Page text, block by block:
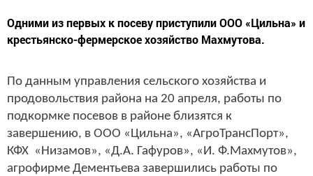
Одними из первых к посеву приступили ООО «Цильна» и
крестьянско-фермерское хозяйство Махмутова.
По данным управления сельского хозяйства и
продовольствия района на 20 апреля, работы по
подкормке посевов в районе близятся к
завершению, в ООО «Цильна», «АгроТрансПорт»,
КФХ «Низамов», «Д.А. Гафуров», «И. Ф.Махмутов»,
агрофирме Дементьева завершились работы по